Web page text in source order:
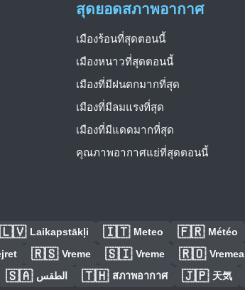
สุดยอดสภาพอากาศ
เมืองร้อนที่สุดตอนนี้
เมืองหนาวที่สุดตอนนี้
เมืองที่มีฝนตกมากที่สุด
เมืองที่มีลมแรงที่สุด
เมืองที่มีแดดมากที่สุด
คุณภาพอากาศแย่ที่สุดตอนนี้
🇱🇻 Laikapstākļi 🇮🇹 Meteo 🇫🇷 Météo
🇷🇸 Vreme 🇸🇮 Vreme 🇷🇴 Vremea
🇸🇦 الطقس 🇹🇭 สภาพอากาศ 🇯🇵 天気